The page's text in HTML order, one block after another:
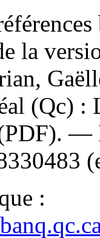
la
(Qc)
—
: